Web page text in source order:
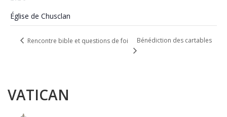
Église de Chusclan
Rencontre bible et questions de foi Bénédiction des cartables
VATICAN